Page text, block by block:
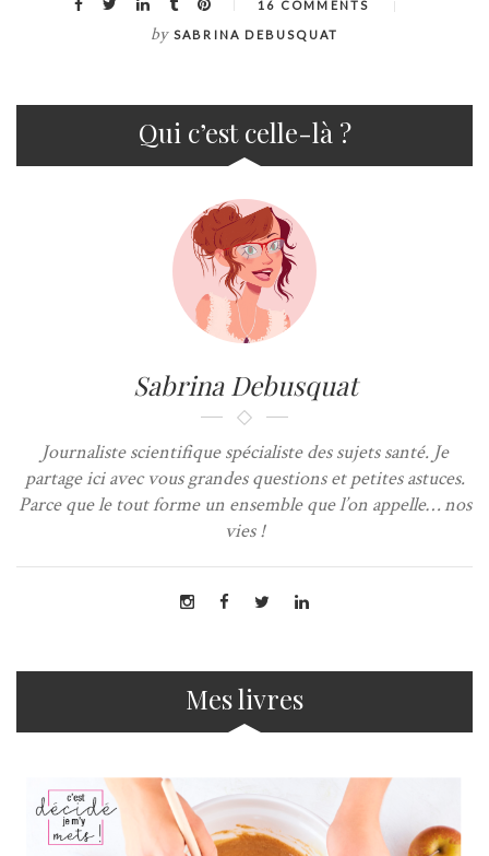
16 COMMENTS
by SABRINA DEBUSQUAT
Qui c’est celle-là ?
Sabrina Debusquat
Journaliste scientifique spécialiste des sujets santé. Je
partage ici avec vous grandes questions et petites astuces.
Parce que le tout forme un ensemble que l’on appelle… nos
vies !
Mes livres